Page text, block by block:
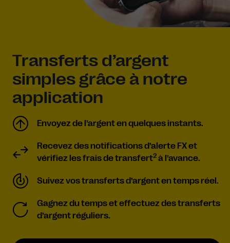
Transferts d’argent
simples grâce à notre
application
Envoyez de l’argent en quelques instants.
Recevez des notifications d’alerte FX et
vérifiez les frais de transfert2 à l’avance.
Suivez vos transferts d’argent en temps réel.
Gagnez du temps et effectuez des transferts
d’argent réguliers.